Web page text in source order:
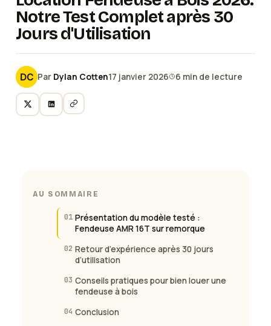
Notre Test Complet après 30
Jours d'Utilisation
Par Dylan Cotten17 janvier 2026 6 min de lecture
AU SOMMAIRE
01 Présentation du modèle testé :
Fendeuse AMR 16T sur remorque
02 Retour d’expérience après 30 jours
d’utilisation
03 Conseils pratiques pour bien louer une
fendeuse à bois
04 Conclusion